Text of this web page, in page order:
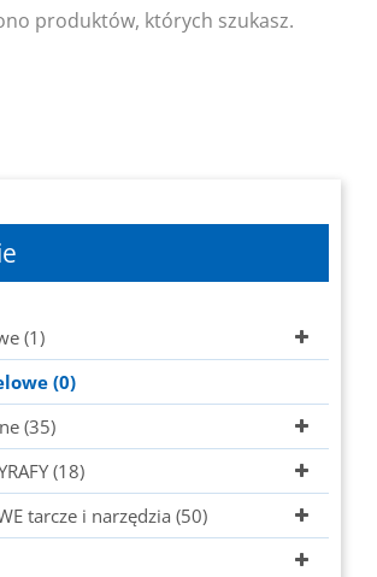
produktów, których szukasz.
(1)
(0)
(35)
(18)
tarcze i narzędzia (50)